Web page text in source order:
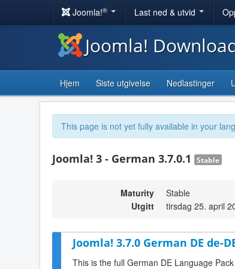
Joomla!® Last ned & utvid
Joomla!
Hjem Siste utgivelse Nedlastinger
This page is not yet fully available in your
Joomla! 3 - German 3.7.0.1 Stable
Maturity
Stable
Utgitt
tirsdag 25. april
Joomla! 3.7.0 German DE de-
This is the full German DE Language